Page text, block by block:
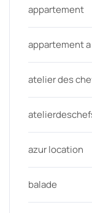
appartement
appartement
atelier des
azur location
balade